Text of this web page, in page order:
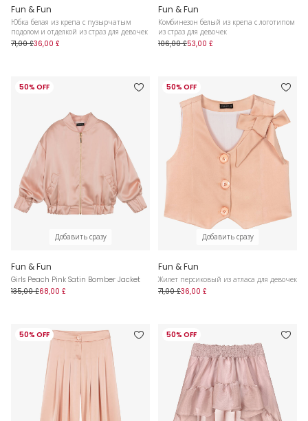
Fun & Fun
Юбка белая из крепа с пузырчатым
подолом и отделкой из страз для девочек
71,00 £36,00 £
Fun & Fun
Комбинезон белый из крепа с логотипом
из страз для девочек
106,00 £53,00 £
50% OFF
Добавить сразу
Fun & Fun
Girls Peach Pink Satin Bomber Jacket
135,00 £68,00 £
50% OFF
Добавить сразу
Fun & Fun
Жилет персиковый из атласа для девочек
71,00 £36,00 £
50% OFF 50% OFF